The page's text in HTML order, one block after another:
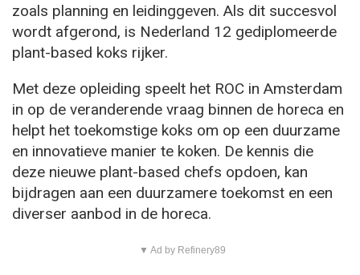
zoals planning en leidinggeven. Als dit succesvol
wordt afgerond, is Nederland 12 gediplomeerde
plant-based koks rijker.
Met deze opleiding speelt het ROC in Amsterdam
in op de veranderende vraag binnen de horeca en
helpt het toekomstige koks om op een duurzame
en innovatieve manier te koken. De kennis die
deze nieuwe plant-based chefs opdoen, kan
bijdragen aan een duurzamere toekomst en een
diverser aanbod in de horeca.
▼ Ad by Refinery89